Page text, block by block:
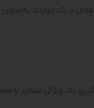
با یک تجارت،
یک ویژگی متمایز یا